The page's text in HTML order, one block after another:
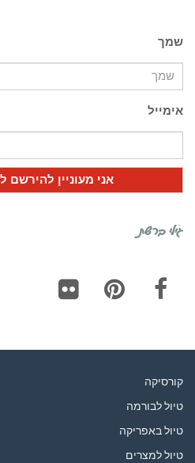
שמך
אימייל
גילי ברשת
קורסיקה
טיול לבורמה
טיול באפריקה
טיול למצרים